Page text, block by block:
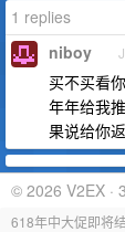
1 replies
niboy
买不买看你
年年给我
果说给你
© 2026 V2EX ·
618年中大促即将